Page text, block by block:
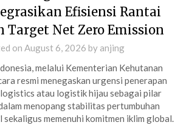
Efisiensi Rantai
Target Net Zero Emission
on August 6, 2026 by anjing
melalui Kementerian Kehutanan
resmi menegaskan urgensi penerapan
atau logistik hijau sebagai pilar
menopang stabilitas pertumbuhan
sekaligus memenuhi komitmen iklim global.